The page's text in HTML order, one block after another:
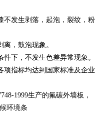
不发生剥落，起泡，裂纹，粉
，鼓泡现象。
下，不发生色差异常现象。
项指标均达到国家标准及企业
1999生产的氟碳外墙板，
环境条